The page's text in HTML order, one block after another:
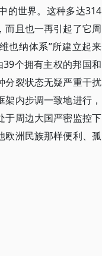
的世界。这种多达314
而且也一再引起了它周
也纳体系”所建立起来
39个拥有主权的邦国和
分裂状态无疑严重干扰
内步调一致地进行，
于周边大国严密监控下
欧洲民族那样便利、孤